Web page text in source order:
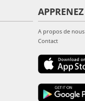
A propos de nous
Contact